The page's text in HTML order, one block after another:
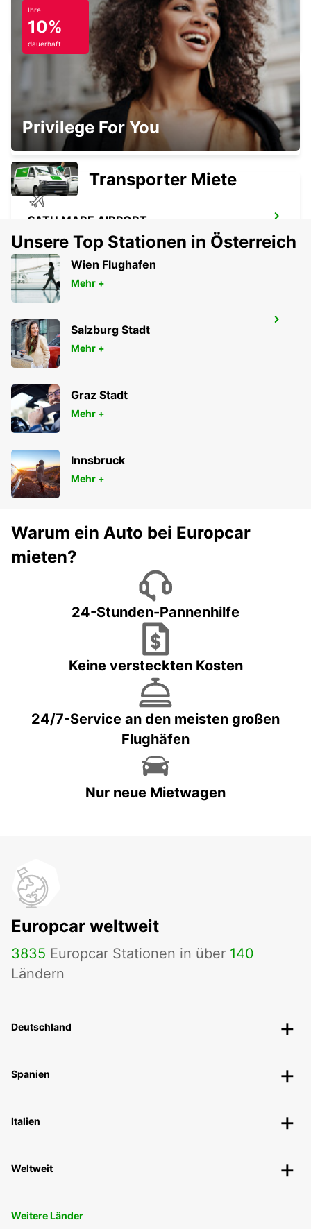
KECSKEMET
KECSKEMET - HUNGARY
FLUGHAFEN DEBRECEN
DEBRECEN - HUNGARY
SATU MARE AIRPORT
SATU MARE - ROMANIA
CLUJ NAPOCA AIRPORT
CLUJ NAPOCA - ROMANIA
Ihre
10%
dauerhaft
Privilege For You
Transporter Miete
Unsere Top Stationen in Österreich
Wien Flughafen
Mehr +
Salzburg Stadt
Mehr +
Graz Stadt
Mehr +
Innsbruck
Mehr +
Warum ein Auto bei Europcar
mieten?
24-Stunden-Pannenhilfe
Keine versteckten Kosten
24/7-Service an den meisten großen
Flughäfen
Nur neue Mietwagen
Europcar weltweit
3835 Europcar Stationen in über 140
Ländern
Deutschland
Spanien
Italien
Weltweit
Weitere Länder